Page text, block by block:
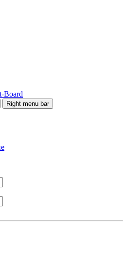
Board
Right menu bar